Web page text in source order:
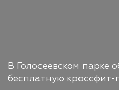
В Голосеевском парке
бесплатную